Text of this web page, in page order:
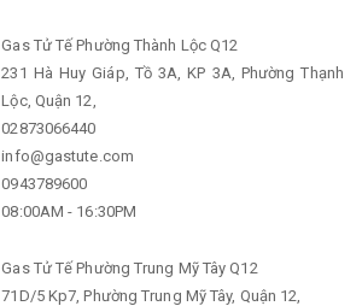
Gas Tử Tế Phường Thành Lộc Q12
231 Hà Huy Giáp, Tồ 3A, KP 3A, Phường Thạnh
Lộc, Quận 12,
02873066440
info@gastute.com
0943789600
08:00AM - 16:30PM
Gas Tử Tế Phường Trung Mỹ Tây Q12
71D/5 Kp7, Phường Trung Mỹ Tây, Quận 12,